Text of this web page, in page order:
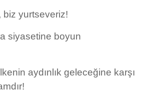
biz yurtseveriz!
siyasetine boyun
aydınlık geleceğine karşı